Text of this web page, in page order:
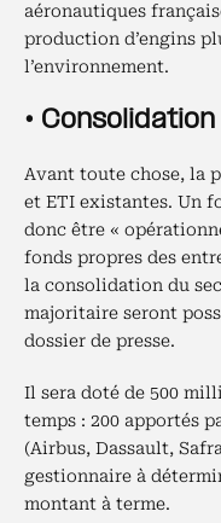
aéronautiques
production d’engins
l’environnement.
•
Avant toute chose, la
et ETI existantes. Un
donc être «
fonds propres des
la consolidation du
majoritaire seront
dossier de presse.
Il sera doté de 500
temps : 200 apportés
(Airbus, Dassault,
gestionnaire à
montant à terme.